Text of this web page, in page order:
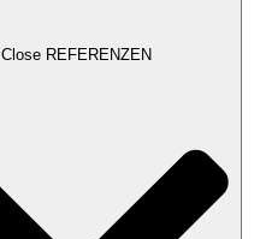
Close REFERENZEN